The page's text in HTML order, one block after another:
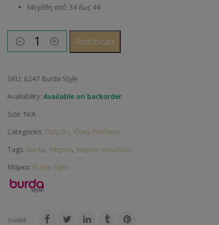
Μεγέθη από 34 έως 44
Add to cart
SKU: 6247 Burda Style
Availability: Available on backorder
Size: N/A
Categories: Πατρόν, Υλικά Ραπτικής.
Tags: burda, πατρόν, πατρόν φουστών.
Μάρκα: Burda Style
SHARE: